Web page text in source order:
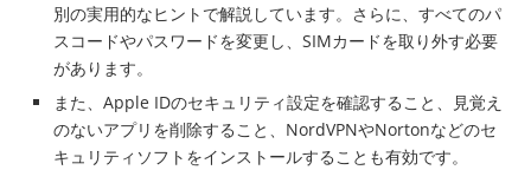
別の実用的なヒントで解説しています。さらに、すべてのパ
スコードやパスワードを変更し、SIMカードを取り外す必要
があります。
また、Apple IDのセキュリティ設定を確認すること、見覚え
のないアプリを削除すること、NordVPNやNortonなどのセ
キュリティソフトをインストールすることも有効です。